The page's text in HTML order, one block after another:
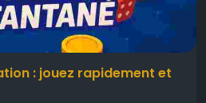
: jouez rapidement et